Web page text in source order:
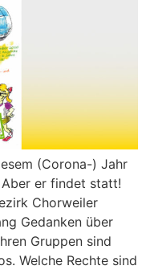
(Corona-) Jahr
er findet statt!
Chorweiler
Gedanken über
Gruppen sind
Welche Rechte sind